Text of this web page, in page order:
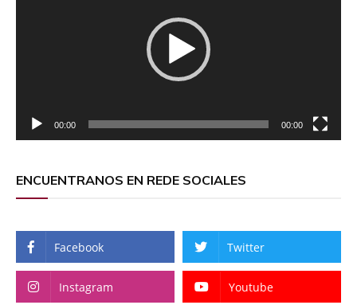
00:00 00:00
ENCUENTRANOS EN REDE SOCIALES
Facebook Twitter
Instagram Youtube